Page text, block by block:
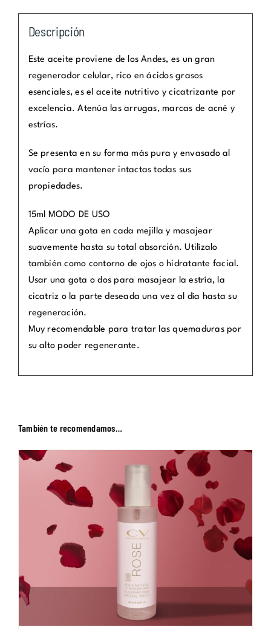
Descripción
Este aceite proviene de los Andes, es un gran
regenerador celular, rico en ácidos grasos
esenciales, es el aceite nutritivo y cicatrizante por
excelencia. Atenúa las arrugas, marcas de acné y
estrías.
Se presenta en su forma más pura y envasado al
vacío para mantener intactas todas sus
propiedades.
15ml MODO DE USO
Aplicar una gota en cada mejilla y masajear
suavemente hasta su total absorción. Utilízalo
también como contorno de ojos o hidratante facial.
Usar una gota o dos para masajear la estría, la
cicatriz o la parte deseada una vez al día hasta su
regeneración.
Muy recomendable para tratar las quemaduras por
su alto poder regenerante.
También te recomendamos…